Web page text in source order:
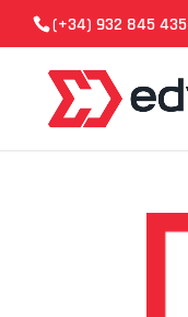
(+34) 932 845 435